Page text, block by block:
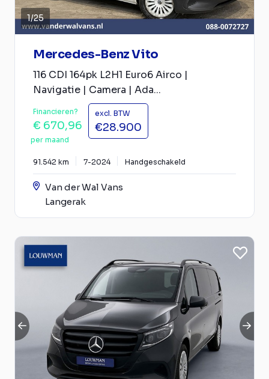
1/25
Mercedes-Benz Vito
116 CDI 164pk L2H1 Euro6 Airco |
Navigatie | Camera | Ada...
Financieren?
€ 670,96
per maand
excl. BTW
€28.900
91.542 km 7-2024 Handgeschakeld
Van der Wal Vans
Langerak